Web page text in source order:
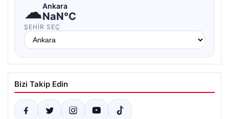
☁Ankara
NaN°C
ŞEHIR SEÇ
Bizi Takip Edin